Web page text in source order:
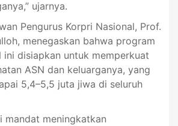
ujarnya.
Pengurus Korpri Nasional, Prof.
menegaskan bahwa program
ini disiapkan untuk memperkuat
ASN dan keluarganya, yang
5,4–5,5 juta jiwa di seluruh
mandat meningkatkan